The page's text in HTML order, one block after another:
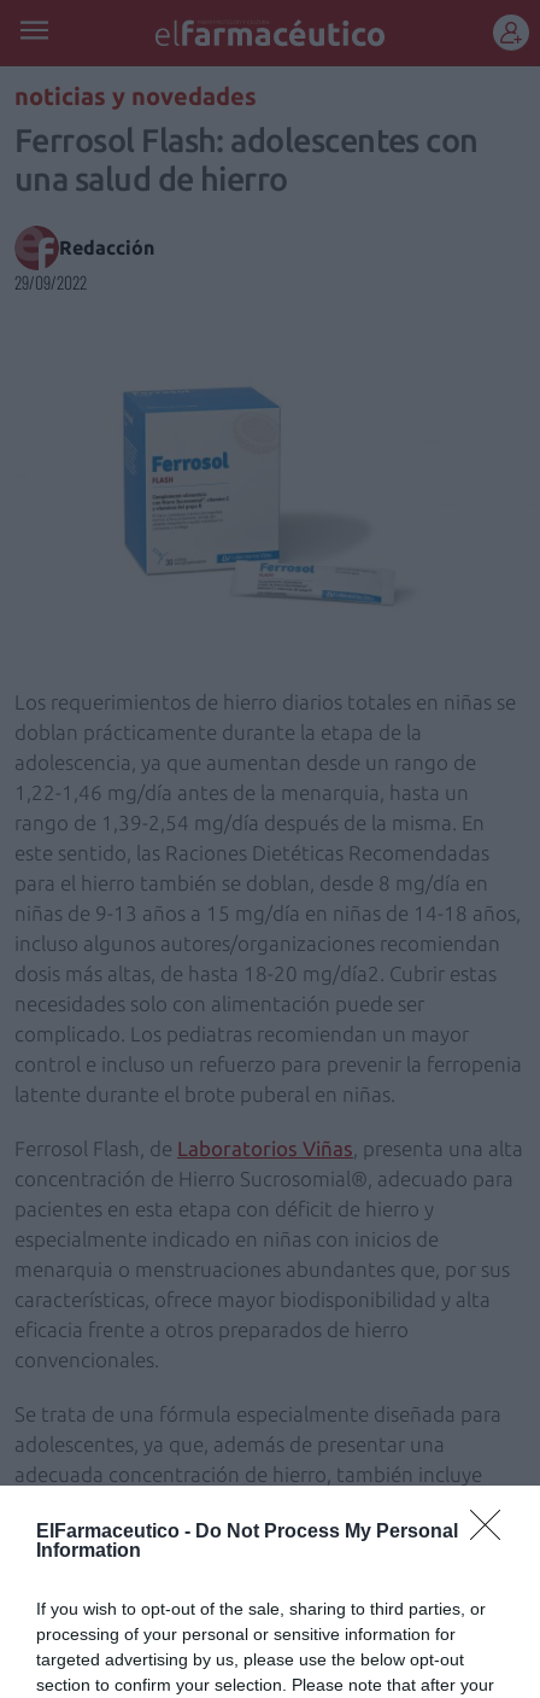
ElFarmaceutico - Do Not Process My Personal
Information
If you wish to opt-out of the sale, sharing to third parties, or
processing of your personal or sensitive information for
targeted advertising by us, please use the below opt-out
section to confirm your selection. Please note that after your
REGÍSTRATE
noticias y novedades
Ferrosol Flash: adolescentes con
una salud de hierro
Redacción
29/09/2022
Los requerimientos de hierro diarios totales en niñas se
doblan prácticamente durante la etapa de la
adolescencia, ya que aumentan desde un rango de
1,22-1,46 mg/día antes de la menarquia, hasta un
rango de 1,39-2,54 mg/día después de la misma. En
este sentido, las Raciones Dietéticas Recomendadas
para el hierro también se doblan, desde 8 mg/día en
niñas de 9-13 años a 15 mg/día en niñas de 14-18 años,
incluso algunos autores/organizaciones recomiendan
dosis más altas, de hasta 18-20 mg/día2. Cubrir estas
necesidades solo con alimentación puede ser
complicado. Los pediatras recomiendan un mayor
control e incluso un refuerzo para prevenir la ferropenia
latente durante el brote puberal en niñas.
Ferrosol Flash, de Laboratorios Viñas , presenta una alta
concentración de Hierro Sucrosomial®, adecuado para
pacientes en esta etapa con déficit de hierro y
especialmente indicado en niñas con inicios de
menarquia o menstruaciones abundantes que, por sus
características, ofrece mayor biodisponibilidad y alta
eficacia frente a otros preparados de hierro
convencionales.
Se trata de una fórmula especialmente diseñada para
adolescentes, ya que, además de presentar una
adecuada concentración de hierro, también incluye
ingredientes que favorecen su absorción. Además, está
enriquecido con vitamina C y vitaminas del grupo B. La
innovadora tecnología del Hierro Sucrosomial® permite
absorba más que el sulfato ferroso y otras sales de
hierro tradicionales, y que, en consecuencia, se
necesiten dosis inferiores de hierro. Ello puede